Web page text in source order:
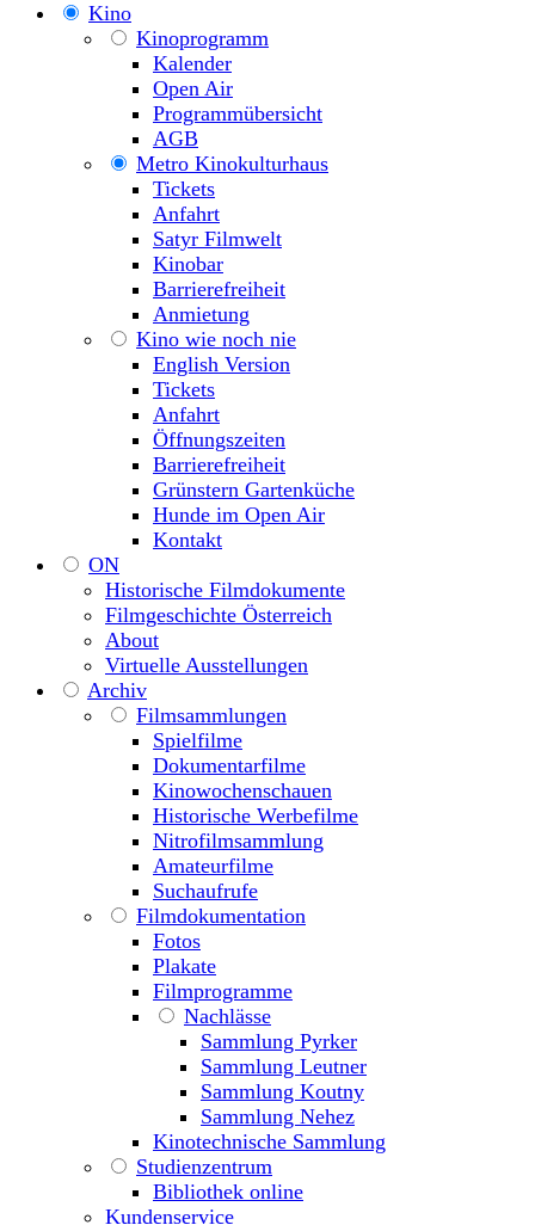
Kino
Kinoprogramm
Kalender
Open Air
Programmübersicht
AGB
Metro Kinokulturhaus
Tickets
Anfahrt
Satyr Filmwelt
Kinobar
Barrierefreiheit
Anmietung
Kino wie noch nie
English Version
Tickets
Anfahrt
Öffnungszeiten
Barrierefreiheit
Grünstern Gartenküche
Hunde im Open Air
Kontakt
ON
Historische Filmdokumente
Filmgeschichte Österreich
About
Virtuelle Ausstellungen
Archiv
Filmsammlungen
Spielfilme
Dokumentarfilme
Kinowochenschauen
Historische Werbefilme
Nitrofilmsammlung
Amateurfilme
Suchaufrufe
Filmdokumentation
Fotos
Plakate
Filmprogramme
Nachlässe
Sammlung Pyrker
Sammlung Leutner
Sammlung Koutny
Sammlung Nehez
Kinotechnische Sammlung
Studienzentrum
Bibliothek online
Kundenservice